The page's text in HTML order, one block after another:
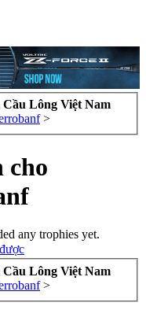
Lông Việt Nam
>
cho
any trophies yet.
Lông Việt Nam
>